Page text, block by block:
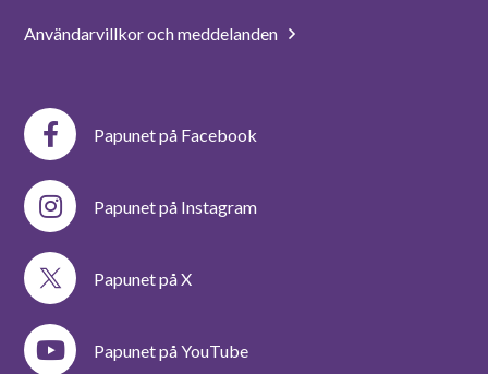
Användarvillkor och meddelanden
Papunet på Facebook
Papunet på Instagram
Papunet på X
Papunet på YouTube